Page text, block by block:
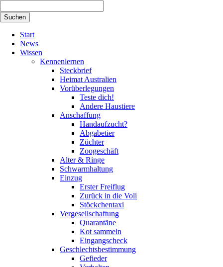
Suchen
überspringen
Start
News
Wissen
Kennenlernen
Steckbrief
Heimat Australien
Vorüberlegungen
Teste dich!
Andere Haustiere
Anschaffung
Handaufzucht?
Abgabetier
Züchter
Zoogeschäft
Alter & Ringe
Schwarmhaltung
Einzug
Erster Freiflug
Zurück in die Voli
Stöckchentaxi
Vergesellschaftung
Quarantäne
Kot sammeln
Eingangscheck
Geschlechtsbestimmung
Gefieder